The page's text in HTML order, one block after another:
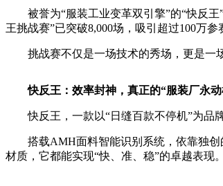
被誉为“服装工业变革双引擎”的“快反王”
王挑战赛”已突破8,000场，吸引超过100万参
挑战赛不仅是一场技术的秀场，更是一场
快反王：效率封神，真正的“服装厂永
快反王，一款以“日缝百款不停机”为品牌
搭载AMH面料智能识别系统，依靠独创
材质，它都能实现“快、准、稳”的卓越表现